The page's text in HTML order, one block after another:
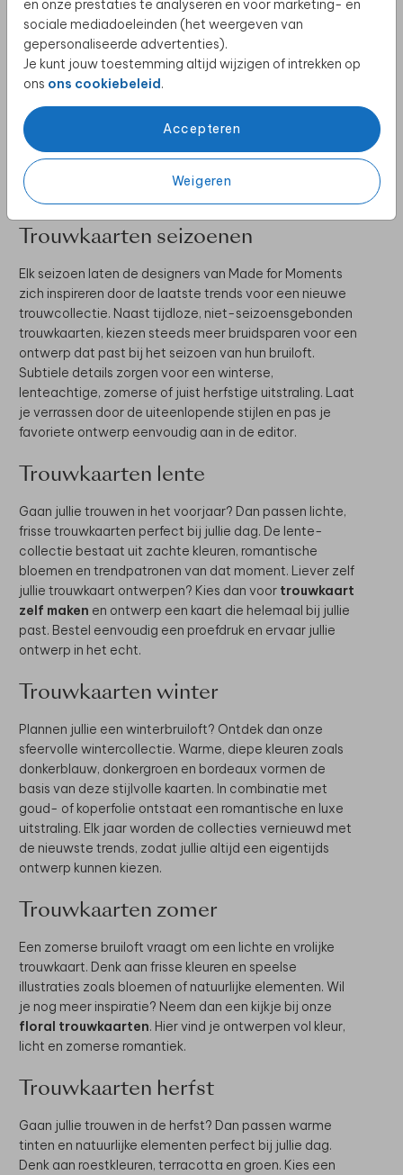
en onze prestaties te analyseren en voor marketing- en
sociale mediadoeleinden (het weergeven van
gepersonaliseerde advertenties).
Je kunt jouw toestemming altijd wijzigen of intrekken op
ons ons cookiebeleid.
Accepteren
Weigeren
BRUILOFTSBORD
TAFELDECORATIE BRUILOFT
Trouwkaarten seizoenen
Elk seizoen laten de designers van Made for Moments
zich inspireren door de laatste trends voor een nieuwe
trouwcollectie. Naast tijdloze, niet-seizoensgebonden
trouwkaarten, kiezen steeds meer bruidsparen voor een
ontwerp dat past bij het seizoen van hun bruiloft.
Subtiele details zorgen voor een winterse,
lenteachtige, zomerse of juist herfstige uitstraling. Laat
je verrassen door de uiteenlopende stijlen en pas je
favoriete ontwerp eenvoudig aan in de editor.
Trouwkaarten lente
Gaan jullie trouwen in het voorjaar? Dan passen lichte,
frisse trouwkaarten perfect bij jullie dag. De lente-
collectie bestaat uit zachte kleuren, romantische
bloemen en trendpatronen van dat moment. Liever zelf
jullie trouwkaart ontwerpen? Kies dan voor trouwkaart
zelf maken en ontwerp een kaart die helemaal bij jullie
past. Bestel eenvoudig een proefdruk en ervaar jullie
ontwerp in het echt.
Trouwkaarten winter
Plannen jullie een winterbruiloft? Ontdek dan onze
sfeervolle wintercollectie. Warme, diepe kleuren zoals
donkerblauw, donkergroen en bordeaux vormen de
basis van deze stijlvolle kaarten. In combinatie met
goud- of koperfolie ontstaat een romantische en luxe
uitstraling. Elk jaar worden de collecties vernieuwd met
de nieuwste trends, zodat jullie altijd een eigentijds
ontwerp kunnen kiezen.
Trouwkaarten zomer
Een zomerse bruiloft vraagt om een lichte en vrolijke
trouwkaart. Denk aan frisse kleuren en speelse
illustraties zoals bloemen of natuurlijke elementen. Wil
je nog meer inspiratie? Neem dan een kijkje bij onze
floral trouwkaarten. Hier vind je ontwerpen vol kleur,
licht en zomerse romantiek.
Trouwkaarten herfst
Gaan jullie trouwen in de herfst? Dan passen warme
tinten en natuurlijke elementen perfect bij jullie dag.
Denk aan roestkleuren, terracotta en groen. Kies een